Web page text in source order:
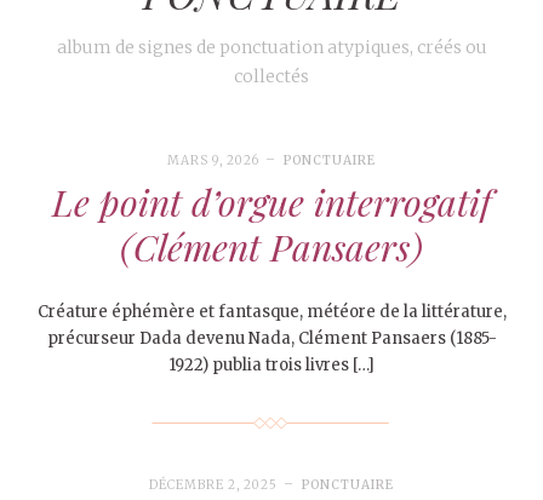
album de signes de ponctuation atypiques, créés ou
collectés
MARS 9, 2026 PONCTUAIRE
Le point d’orgue interrogatif
(Clément Pansaers)
Créature éphémère et fantasque, météore de la littérature,
précurseur Dada devenu Nada, Clément Pansaers (1885-
1922) publia trois livres […]
DÉCEMBRE 2, 2025 PONCTUAIRE